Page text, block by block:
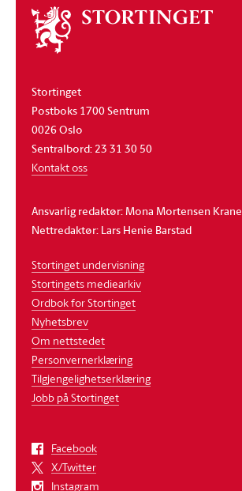
Om
stortinget
Stortinget
Postboks 1700 Sentrum
0026 Oslo
Sentralbord: 23 31 30 50
Kontakt oss
Ansvarlig redaktør: Mona Mortensen Krane
Nettredaktør: Lars Henie Barstad
Stortinget undervisning
Stortingets mediearkiv
Ordbok for Stortinget
Nyhetsbrev
Om nettstedet
Personvernerklæring
Tilgjengelighetserklæring
Jobb på Stortinget
Facebook
X/Twitter
Instagram